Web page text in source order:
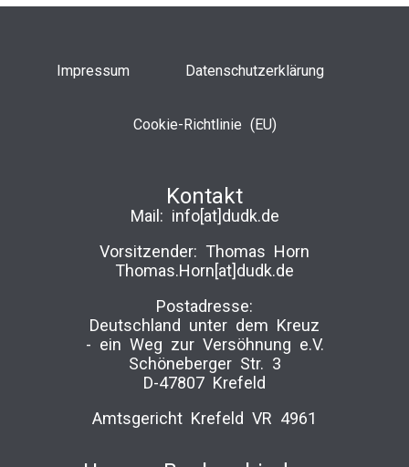
Impressum Datenschutzerklärung
Cookie-Richtlinie (EU)
Kontakt
Mail: info[at]dudk.de
Vorsitzender: Thomas Horn
Thomas.Horn[at]dudk.de
Postadresse:
Deutschland unter dem Kreuz
-­ ein Weg zur Versöhnung e.V.
Schöneberger Str. 3
D-47807 Krefeld
Amtsgericht Krefeld VR 4961